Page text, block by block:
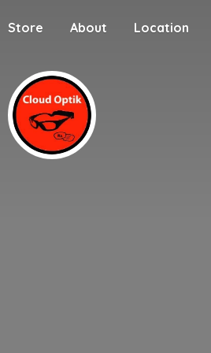
Store About Location